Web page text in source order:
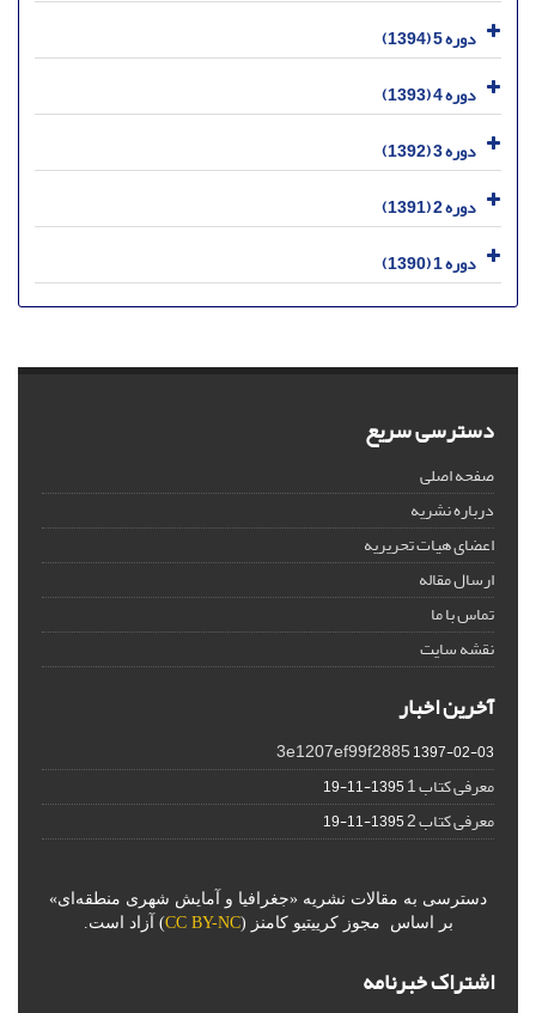
دوره 5 (1394)
دوره 4 (1393)
دوره 3 (1392)
دوره 2 (1391)
دوره 1 (1390)
دسترسی سریع
صفحه اصلی
درباره نشریه
اعضای هیات تحریریه
ارسال مقاله
تماس با ما
نقشه سایت
آخرین اخبار
3e1207ef99f28851397-02-03
معرفی کتاب 1 1395-11-19
معرفی کتاب 2 1395-11-19
دسترسی به مقالات نشریه «جغرافیا و آمایش شهری منطقه‌ای»
بر اساس مجوز کرییتیو کامنز (CC BY-NC) آزاد است.
اشتراک خبرنامه